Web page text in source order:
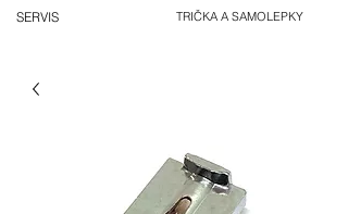
SERVIS TRIČKA A SAMOLEPKY